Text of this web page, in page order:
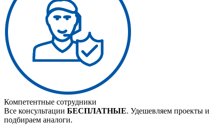
Компетентные сотрудники
Все консультации БЕСПЛАТНЫЕ. Удешевляем проекты и
подбираем аналоги.